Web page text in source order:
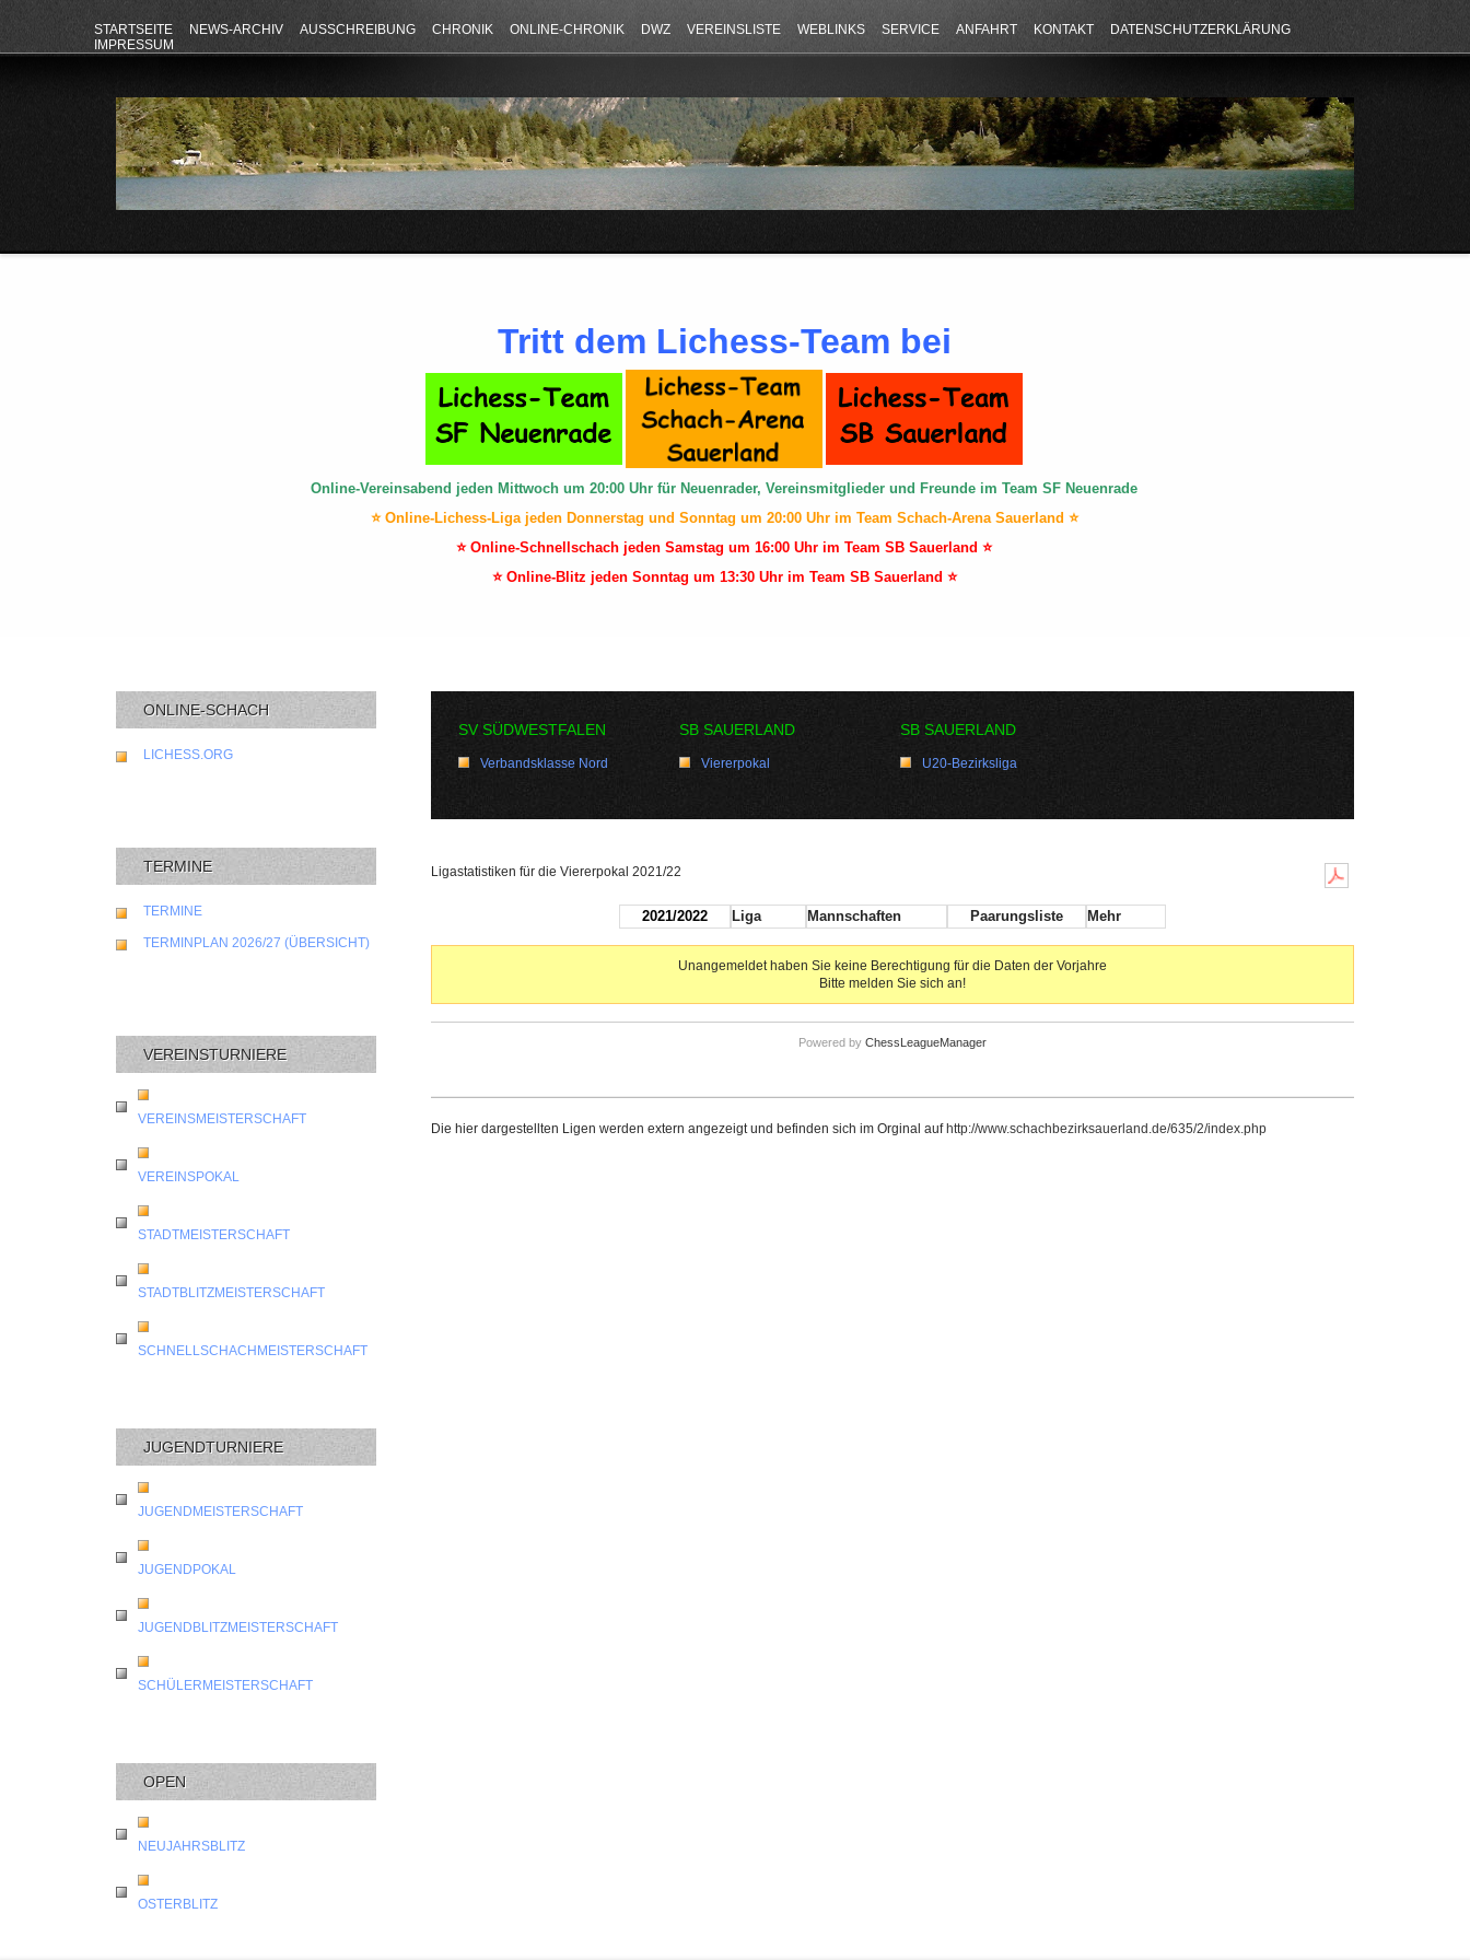
STARTSEITE NEWS-ARCHIV AUSSCHREIBUNG CHRONIK ONLINE-CHRONIK DWZ VEREINSLISTE WEBLINKS SERVICE ANFAHRT KONTAKT
DATENSCHUTZERKLÄRUNG
IMPRESSUM
Tritt dem Lichess-Team bei
Online-Vereinsabend jeden Mittwoch um 20:00 Uhr für Neuenrader, Vereinsmitglieder und Freunde im Team SF Neuenrade
⭐ Online-Lichess-Liga jeden Donnerstag und Sonntag um 20:00 Uhr im Team Schach-Arena Sauerland ⭐
⭐ Online-Schnellschach jeden Samstag um 16:00 Uhr im Team SB Sauerland ⭐
⭐ Online-Blitz jeden Sonntag um 13:30 Uhr im Team SB Sauerland ⭐
ONLINE-SCHACH
LICHESS.ORG
TERMINE
TERMINE
TERMINPLAN 2026/27 (ÜBERSICHT)
VEREINSTURNIERE
VEREINSMEISTERSCHAFT
VEREINSPOKAL
STADTMEISTERSCHAFT
STADTBLITZMEISTERSCHAFT
SCHNELLSCHACHMEISTERSCHAFT
JUGENDTURNIERE
JUGENDMEISTERSCHAFT
JUGENDPOKAL
JUGENDBLITZMEISTERSCHAFT
SCHÜLERMEISTERSCHAFT
OPEN
NEUJAHRSBLITZ
OSTERBLITZ
SV SÜDWESTFALEN
Verbandsklasse Nord
SB SAUERLAND
Viererpokal
SB SAUERLAND
U20-Bezirksliga
Ligastatistiken für die Viererpokal 2021/22
2021/2022 Liga Mannschaften Paarungsliste Mehr
Unangemeldet haben Sie keine Berechtigung für die Daten der Vorjahre
Bitte melden Sie sich an!
Powered by ChessLeagueManager
Die hier dargestellten Ligen werden extern angezeigt und befinden sich im Orginal aufhttp://www.schachbezirksauerland.de/635/2/index.php